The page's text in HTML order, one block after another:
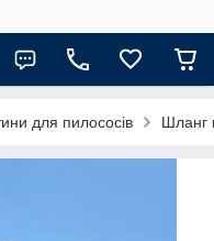
для пилососів Шланг